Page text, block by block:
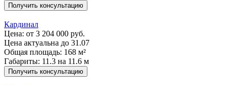
Получить консультацию
Кардинал
Цена: от 3 204 000 руб.
Цена актуальна до 31.07
Общая площадь: 168 м²
Габариты: 11.3 на 11.6 м
Получить консультацию